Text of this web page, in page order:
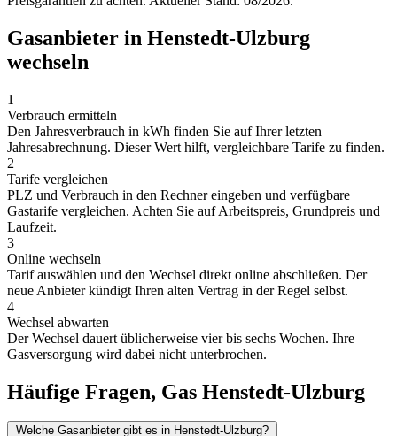
Gasanbieter in Henstedt-Ulzburg
wechseln
1
Verbrauch ermitteln
Den Jahresverbrauch in kWh finden Sie auf Ihrer letzten
Jahresabrechnung. Dieser Wert hilft, vergleichbare Tarife zu finden.
2
Tarife vergleichen
PLZ und Verbrauch in den Rechner eingeben und verfügbare
Gastarife vergleichen. Achten Sie auf Arbeitspreis, Grundpreis und
Laufzeit.
3
Online wechseln
Tarif auswählen und den Wechsel direkt online abschließen. Der
neue Anbieter kündigt Ihren alten Vertrag in der Regel selbst.
4
Wechsel abwarten
Der Wechsel dauert üblicherweise vier bis sechs Wochen. Ihre
Gasversorgung wird dabei nicht unterbrochen.
Häufige Fragen, Gas Henstedt-Ulzburg
Welche Gasanbieter gibt es in Henstedt-Ulzburg?